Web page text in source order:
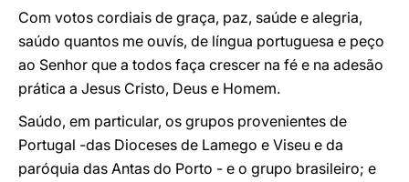
Com votos cordiais de graça, paz, saúde e alegria,
saúdo quantos me ouvís, de língua portuguesa e peço
ao Senhor que a todos faça crescer na fé e na adesão
prática a Jesus Cristo, Deus e Homem.
Saúdo, em particular, os grupos provenientes de
Portugal -das Dioceses de Lamego e Viseu e da
paróquia das Antas do Porto - e o grupo brasileiro; e